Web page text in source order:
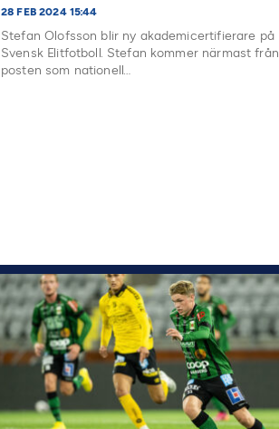
28 FEB 2024 15:44
Stefan Olofsson blir ny akademicertifierare på
Svensk Elitfotboll. Stefan kommer närmast från
posten som nationell…